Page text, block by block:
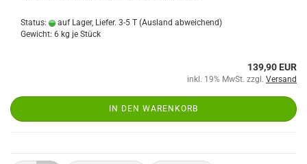
Status: auf Lager, Liefer. 3-5 T (Ausland abweichend)
Gewicht: 6 kg je Stück
139,90 EUR
inkl. 19% MwSt. zzgl. Versand
IN DEN WARENKORB